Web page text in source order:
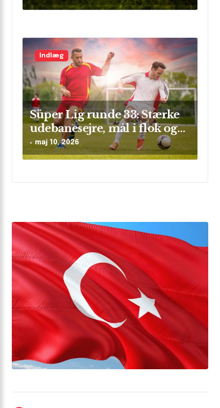
Indlæg
Süper Lig runde 33: Stærke
udebanesejre, mål i flok og
sikre clean sheets
maj 10, 2026